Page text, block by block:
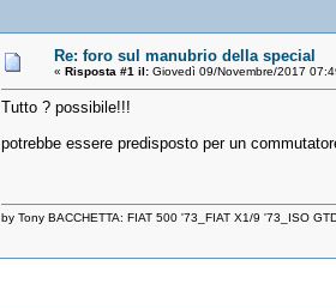
Re: foro sul manubrio della special
« Risposta #1 il: Giovedì 09/Novembre/2017
Tutto ? possibile!!!
potrebbe essere predisposto per un
by Tony BACCHETTA: FIAT 500 '73_FIAT X1/9 '73_ISO